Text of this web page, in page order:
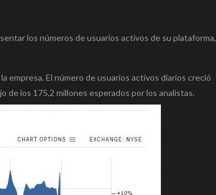
los números de usuarios activos de su plataforma,
empresa. El número de usuarios activos diarios creció
de los 175,2 millones esperados por los analistas.